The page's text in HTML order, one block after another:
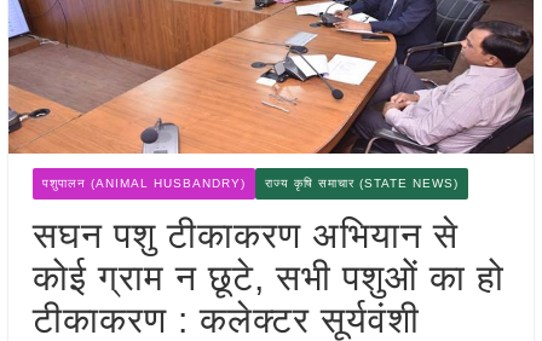
पशुपालन (ANIMAL HUSBANDRY) राज्य कृषि समाचार (STATE NEWS)
सघन पशु टीकाकरण अभियान से
कोई ग्राम न छूटे, सभी पशुओं का हो
टीकाकरण : कलेक्टर सूर्यवंशी